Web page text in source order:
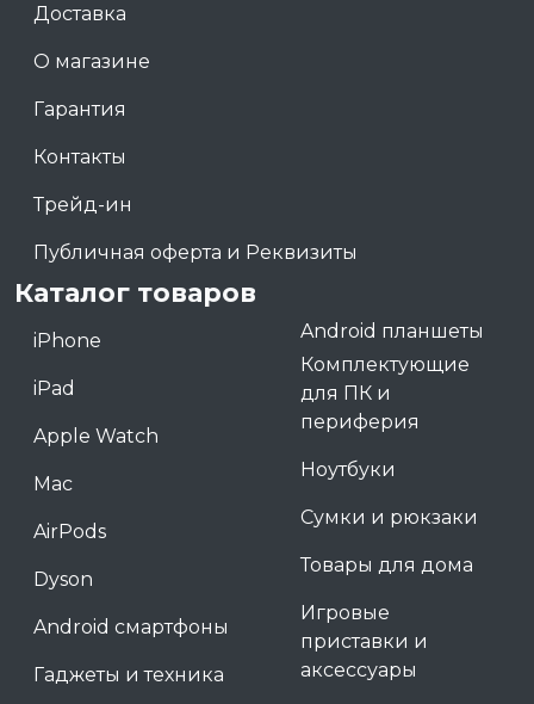
Доставка
О магазине
Гарантия
Контакты
Трейд-ин
Публичная оферта и Реквизиты
Каталог товаров
iPhone
iPad
Apple Watch
Mac
AirPods
Dyson
Android смартфоны
Гаджеты и техника
Android планшеты
Комплектующие
для ПК и
периферия
Ноутбуки
Сумки и рюкзаки
Товары для дома
Игровые
приставки и
аксессуары